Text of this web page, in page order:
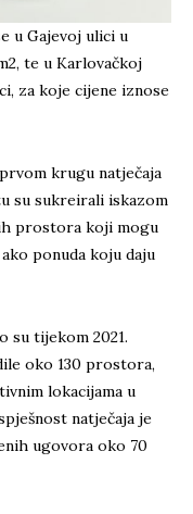
u Gajevoj ulici u
te u Karlovačkoj
za koje cijene iznose
krugu natječaja
su sukreirali iskazom
prostora koji mogu
ponuda koju daju
su tijekom 2021.
oko 130 prostora,
lokacijama u
natječaja je
ugovora oko 70